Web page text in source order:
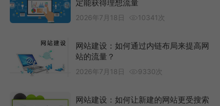
定能获得理想流量
2026年7月18日 10341次
网站建设：如何通过内链布局来提高网
站的流量？
2026年7月18日 9330次
网站建设：如何让新建的网站更受搜索